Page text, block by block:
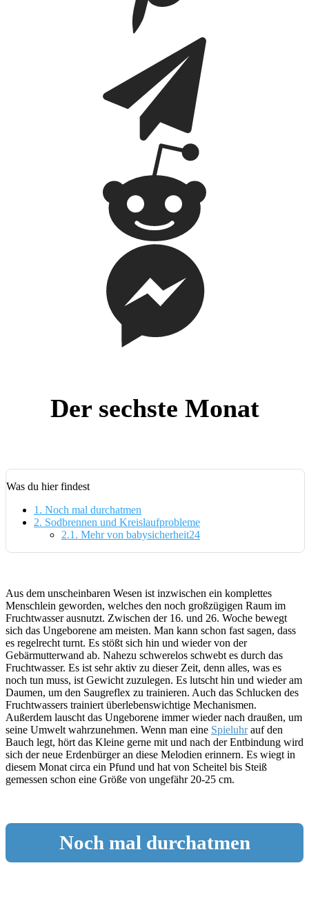
Der sechste Monat
Was du hier findest
1. Noch mal durchatmen
2. Sodbrennen und Kreislaufprobleme
2.1. Mehr von babysicherheit24
Aus dem unscheinbaren Wesen ist inzwischen ein komplettes
Menschlein geworden, welches den noch großzügigen Raum im
Fruchtwasser ausnutzt. Zwischen der 16. und 26. Woche bewegt
sich das Ungeborene am meisten. Man kann schon fast sagen, dass
es regelrecht turnt. Es stößt sich hin und wieder von der
Gebärmutterwand ab. Nahezu schwerelos schwebt es durch das
Fruchtwasser. Es ist sehr aktiv zu dieser Zeit, denn alles, was es
noch tun muss, ist Gewicht zuzulegen. Es lutscht hin und wieder am
Daumen, um den Saugreflex zu trainieren. Auch das Schlucken des
Fruchtwassers trainiert überlebenswichtige Mechanismen.
Außerdem lauscht das Ungeborene immer wieder nach draußen, um
seine Umwelt wahrzunehmen. Wenn man eine Spieluhrauf den
Bauch legt, hört das Kleine gerne mit und nach der Entbindung wird
sich der neue Erdenbürger an diese Melodien erinnern. Es wiegt in
diesem Monat circa ein Pfund und hat von Scheitel bis Steiß
gemessen schon eine Größe von ungefähr 20-25 cm.
Noch mal durchatmen